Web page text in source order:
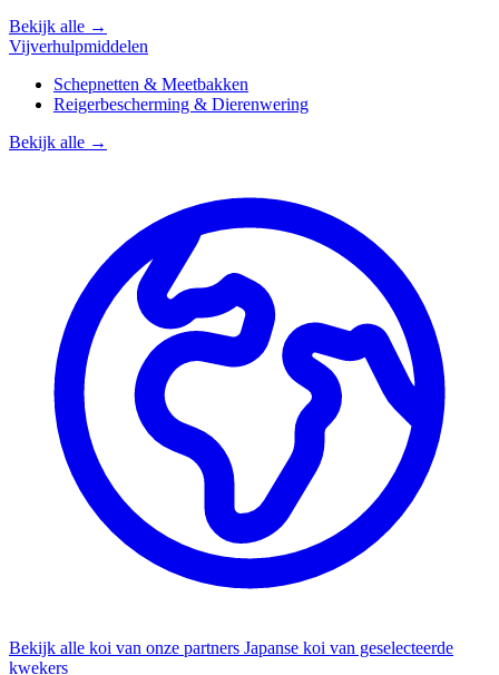
Bekijk alle →
Vijverhulpmiddelen
Schepnetten & Meetbakken
Reigerbescherming & Dierenwering
Bekijk alle →
Bekijk alle koi van onze partners Japanse koi van geselecteerde
kwekers